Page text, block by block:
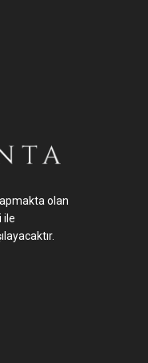
olan
ile